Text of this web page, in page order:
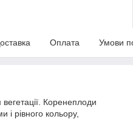
Оплата Умови
Коренеплоди
і рівного кольору,